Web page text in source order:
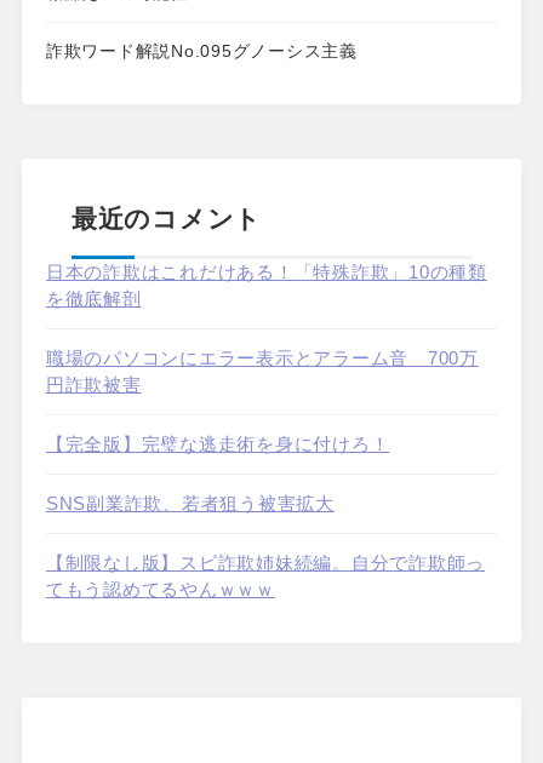
詐欺ワード解説No.095グノーシス主義
最近のコメント
日本の詐欺はこれだけある！「特殊詐欺」10の種類
を徹底解剖
職場のパソコンにエラー表示とアラーム音 700万
円詐欺被害
【完全版】完璧な逃走術を身に付けろ！
SNS副業詐欺、若者狙う被害拡大
【制限なし版】スピ詐欺姉妹続編。自分で詐欺師っ
てもう認めてるやんｗｗｗ